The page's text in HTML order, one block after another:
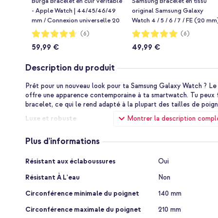
- Apple Watch | 44/45/46/49
mm / Connexion universelle 20
mm - Espresso / Gold
Notation:
93%
(6)
59,99 €
original Samsung Galaxy
Watch 4 / 5 / 6 / 7 / FE (20
- Taille M/L - Khaki
Notation:
100%
(6)
49,99 €
Description du produit
Montrer la description
Prêt pour un nouveau look pour ta Samsung Galaxy Watch ?
offre une apparence contemporaine à ta smartwatch. Tu
bracelet, ce qui le rend adapté à la plupart des tailles de
Luxe et robuste
Galaxy Watch une apparence luxueuse, mais en même temps
Un ajustement parfait
Le Modern Fit est équipé d'une fermeture pliante solide qui
taille du bracelet.
Produit original Spigen
Plus d'informations
Plus
Résistant aux éclaboussures
Oui
Résistant À L'eau
Non
Circonférence minimale du poignet
140 mm
Circonférence maximale du poignet
210 mm